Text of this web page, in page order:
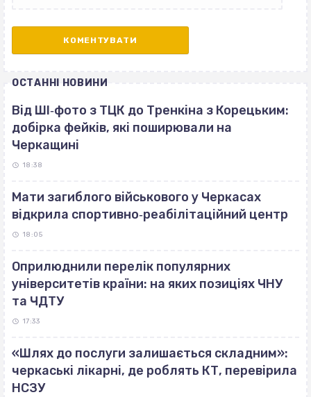
ОСТАННІ НОВИНИ
Від ШІ‐фото з ТЦК до Тренкіна з Корецьким:
добірка фейків, які поширювали на
Черкащині
18:38
Мати загиблого військового у Черкасах
відкрила спортивно‐реабілітаційний центр
18:05
Оприлюднили перелік популярних
університетів країни: на яких позиціях ЧНУ
та ЧДТУ
17:33
«Шлях до послуги залишається складним»:
черкаські лікарні, де роблять КТ, перевірила
НСЗУ